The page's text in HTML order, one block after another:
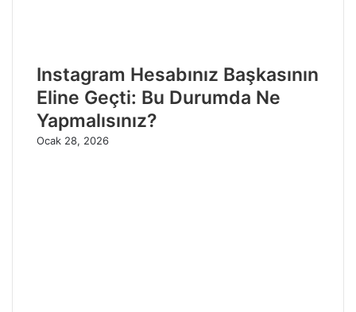
Instagram Hesabınız Başkasının
Eline Geçti: Bu Durumda Ne
Yapmalısınız?
Ocak 28, 2026